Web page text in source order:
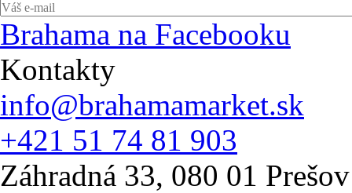
Brahama na Facebooku
Kontakty
info@brahamamarket.sk
+421 51 74 81 903
Záhradná 33, 080 01 Prešov